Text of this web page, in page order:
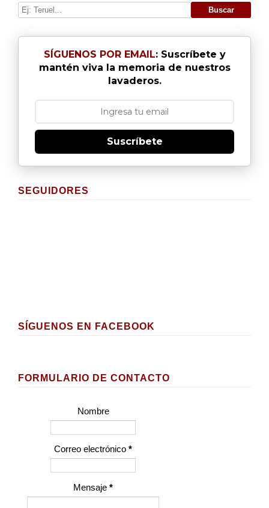
SÍGUENOS POR EMAIL: Suscríbete y
mantén viva la memoria de nuestros
lavaderos.
Suscríbete
SEGUIDORES
SÍGUENOS EN FACEBOOK
FORMULARIO DE CONTACTO
Nombre
Correo electrónico *
Mensaje *